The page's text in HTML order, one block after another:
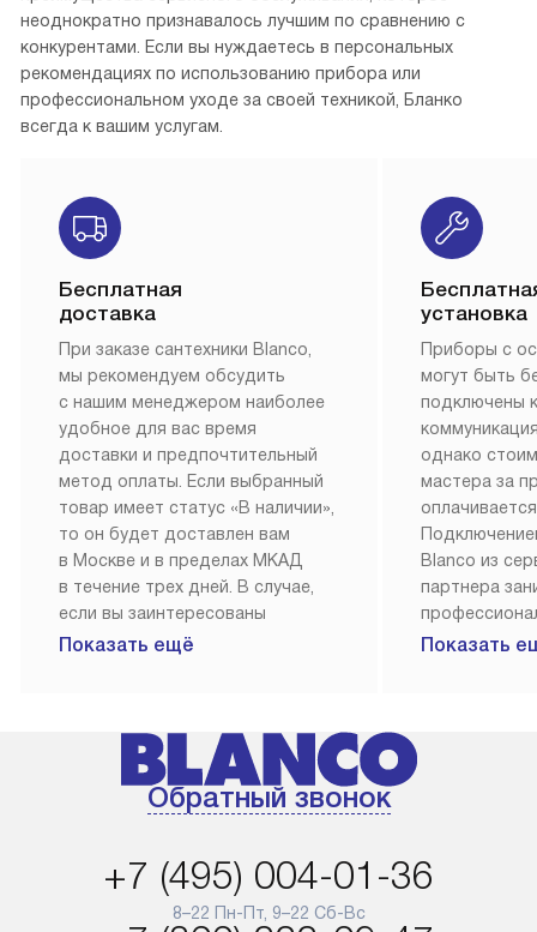
неоднократно признавалось лучшим по сравнению с
конкурентами. Если вы нуждаетесь в персональных
рекомендациях по использованию прибора или
профессиональном уходе за своей техникой, Бланко
всегда к вашим услугам.
Бесплатная
доставка
При заказе сантехники Blanco,
мы рекомендуем обсудить
с нашим менеджером наиболее
удобное для вас время
доставки и предпочтительный
метод оплаты. Если выбранный
товар имеет статус «В наличии»,
то он будет доставлен вам
в Москве и в пределах МКАД
в течение трех дней. В случае,
если вы заинтересованы
в товаре, который доступен
менеджером на сайте. Товары
с особым лейблом
доставляются бесплатно
аксессуаров не предусмотрена.
Для доставки в другие регионы
Показать ещё
установка
Приборы с
могут быть
подключены
однако
мастера за
Blanco из
партнера
Наш сервис
возможные
Показать
Обратный звонок
+7 (495) 004-01-36
8–22 Пн-Пт, 9–22 Сб-Вс